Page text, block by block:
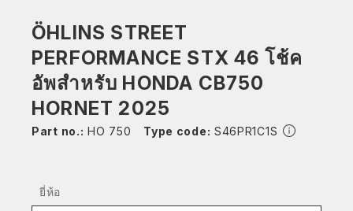
ÖHLINS STREET
PERFORMANCE STX 46 โช้ค
อัพสำหรับ HONDA CB750
HORNET 2025
Part no.: HO 750 Type code: S46PR1C1S
ยี่ห้อ